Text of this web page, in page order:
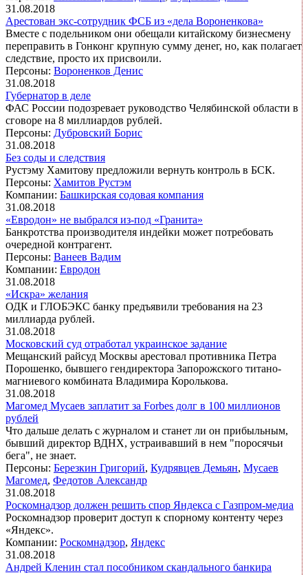
31.08.2018
Арестован экс-сотрудник ФСБ из «дела Вороненкова»
Вместе с подельником они обещали китайскому бизнесмену
переправить в Гонконг крупную сумму денег, но, как полагает
следствие, просто их присвоили.
Персоны: Вороненков Денис
31.08.2018
Губернатор в деле
ФАС России подозревает руководство Челябинской области в
сговоре на 8 миллиардов рублей.
Персоны: Дубровский Борис
31.08.2018
Без соды и следствия
Рустэму Хамитову предложили вернуть контроль в БСК.
Персоны: Хамитов Рустэм
Компании: Башкирская содовая компания
31.08.2018
«Евродон» не выбрался из-под «Гранита»
Банкротства производителя индейки может потребовать
очередной контрагент.
Персоны: Ванеев Вадим
Компании: Евродон
31.08.2018
«Искра» желания
ОДК и ГЛОБЭКС банку предъявили требования на 23
миллиарда рублей.
31.08.2018
Московский суд отработал украинское задание
Мещанский райсуд Москвы арестовал противника Петра
Порошенко, бывшего гендиректора Запорожского титано-
магниевого комбината Владимира Королькова.
31.08.2018
Магомед Мусаев заплатит за Forbes долг в 100 миллионов
рублей
Что дальше делать с журналом и станет ли он прибыльным,
бывший директор ВДНХ, устраивавший в нем "поросячьи
бега", не знает.
Персоны: Березкин Григорий, Кудрявцев Демьян, Мусаев
Магомед, Федотов Александр
31.08.2018
Роскомнадзор должен решить спор Яндекса с Газпром-медиа
Роскомнадзор проверит доступ к спорному контенту через
«Яндекс».
Компании: Роскомнадзор, Яндекс
31.08.2018
Андрей Кленин стал пособником скандального банкира